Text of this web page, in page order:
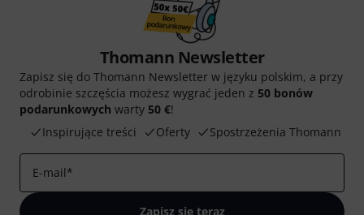
Thomann Newsletter
Zapisz się do Thomann Newsletter w języku polskim, a przy
odrobinie szczęścia możesz wygrać jeden z 50 bonów
podarunkowych warty 50 €!
Inspirujące treści
Oferty Spostrzeżenia Thomann
E-mail*
Zapisz się teraz